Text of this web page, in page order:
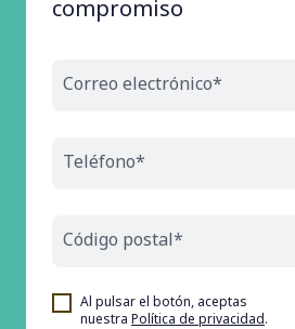
compromiso
Correo electrónico*
Teléfono*
Código postal*
Al pulsar el botón, aceptas
nuestra Política de privacidad.